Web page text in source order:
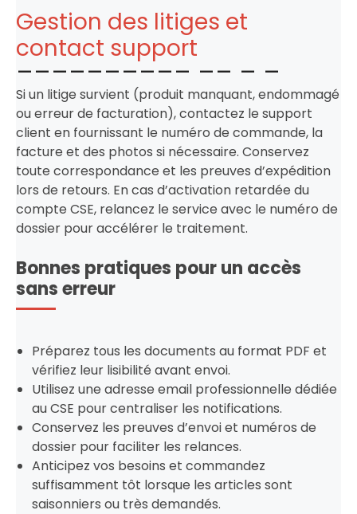
Gestion des litiges et
contact support
Si un litige survient (produit manquant, endommagé
ou erreur de facturation), contactez le support
client en fournissant le numéro de commande, la
facture et des photos si nécessaire. Conservez
toute correspondance et les preuves d’expédition
lors de retours. En cas d’activation retardée du
compte CSE, relancez le service avec le numéro de
dossier pour accélérer le traitement.
Bonnes pratiques pour un accès
sans erreur
Préparez tous les documents au format PDF et
vérifiez leur lisibilité avant envoi.
Utilisez une adresse email professionnelle dédiée
au CSE pour centraliser les notifications.
Conservez les preuves d’envoi et numéros de
dossier pour faciliter les relances.
Anticipez vos besoins et commandez
suffisamment tôt lorsque les articles sont
saisonniers ou très demandés.